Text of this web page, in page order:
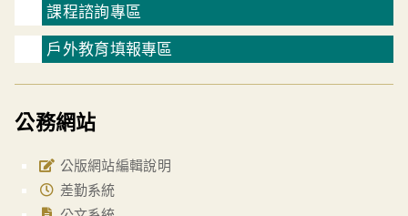
課程諮詢專區
戶外教育填報專區
公務網站
公版網站編輯說明
差勤系統